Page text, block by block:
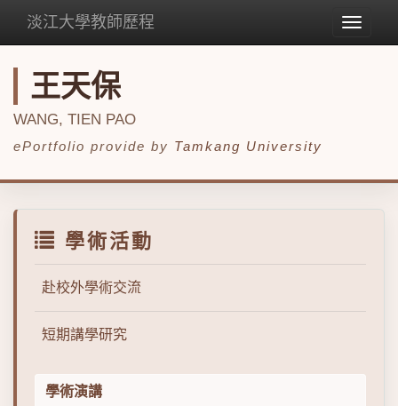
Toggle
淡江大學教師歷程
王天保
WANG, TIEN PAO
ePortfolio provide by Tamkang University
學術活動
赴校外學術交流
短期講學研究
學術演講